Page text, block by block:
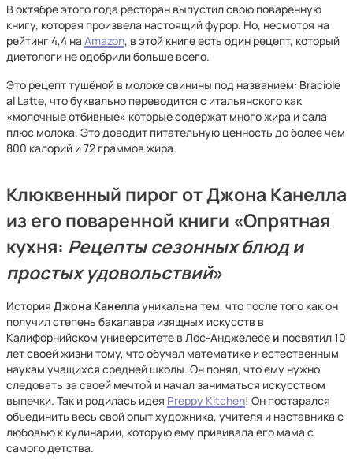
В октябре этого года ресторан выпустил свою поваренную
книгу, которая произвела настоящий фурор. Но, несмотря на
рейтинг 4,4 на Amazon, в этой книге есть один рецепт, который
диетологи не одобрили больше всего.
Это рецепт тушёной в молоке свинины под названием: Braciole
al Latte, что буквально переводится с итальянского как
«молочные отбивные» которые содержат много жира и сала
плюс молока. Это доводит питательную ценность до более чем
800 калорий и 72 граммов жира.
Клюквенный пирог от Джона Канелла
из его поваренной книги «Опрятная
кухня: Рецепты сезонных блюд и
простых удовольствий»
История Джона Канеллауникальна тем, что после того как он
получил степень бакалавра изящных искусств в
Калифорнийском университете в Лос-Анджелесе и посвятил 10
лет своей жизни тому, что обучал математике и естественным
наукам учащихся средней школы. Он понял, что ему нужно
следовать за своей мечтой и начал заниматься искусством
выпечки. Так и родилась идея Preppy Kitchen! Он постарался
объединить весь свой опыт художника, учителя и наставника с
любовью к кулинарии, которую ему прививала его мама с
самого детства.